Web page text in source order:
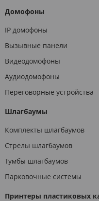
Домофоны
IP домофоны
Вызывные панели
Видеодомофоны
Аудиодомофоны
Переговорные устройства
Шлагбаумы
Комплекты шлагбаумов
Стрелы шлагбаумов
Тумбы шлагбаумов
Парковочные системы
Принтеры пластиковых